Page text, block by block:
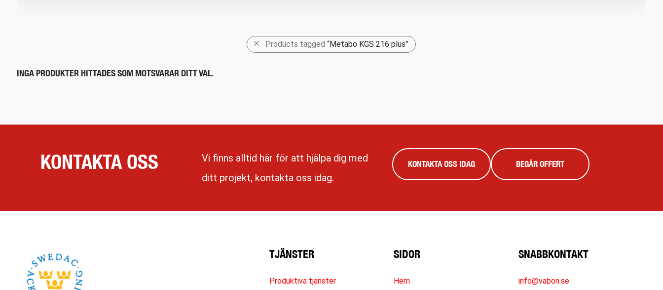
Products tagged“Metabo KGS 216 plus”
INGA PRODUKTER HITTADES SOM MOTSVARAR DITT VAL.
KONTAKTA OSS
Vi finns alltid här för att hjälpa dig med
ditt projekt, kontakta oss idag.
KONTAKTA OSS IDAG BEGÄR OFFERT
TJÄNSTER
Produktiva tjänster
SIDOR
Hem
SNABBKONTAKT
info@vabon.se